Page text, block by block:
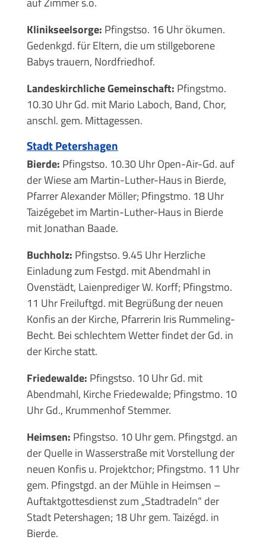
Klinikseelsorge: Pfingstso. 16 Uhr ökumen.
Gedenkgd. für Eltern, die um stillgeborene
Babys trauern, Nordfriedhof.
Landeskirchliche Gemeinschaft: Pfingstmo.
10.30 Uhr Gd. mit Mario Laboch, Band, Chor,
anschl. gem. Mittagessen.
Stadt Petershagen
Bierde: Pfingstso. 10.30 Uhr Open-Air-Gd. auf
der Wiese am Martin-Luther-Haus in Bierde,
Pfarrer Alexander Möller; Pfingstmo. 18 Uhr
Taizégebet im Martin-Luther-Haus in Bierde
mit Jonathan Baade.
Buchholz: Pfingstso. 9.45 Uhr Herzliche
Einladung zum Festgd. mit Abendmahl in
Ovenstädt, Laienprediger W. Korff; Pfingstmo.
11 Uhr Freiluftgd. mit Begrüßung der neuen
Konfis an der Kirche, Pfarrerin Iris Rummeling-
Becht. Bei schlechtem Wetter findet der Gd. in
der Kirche statt.
Friedewalde: Pfingstso. 10 Uhr Gd. mit
Abendmahl, Kirche Friedewalde; Pfingstmo. 10
Uhr Gd., Krummenhof Stemmer.
Heimsen: Pfingstso. 10 Uhr gem. Pfingstgd. an
der Quelle in Wasserstraße mit Vorstellung der
neuen Konfis u. Projektchor; Pfingstmo. 11 Uhr
gem. Pfingstgd. an der Mühle in Heimsen –
Auftaktgottesdienst zum „Stadtradeln“ der
Stadt Petershagen; 18 Uhr gem. Taizégd. in
Bierde.